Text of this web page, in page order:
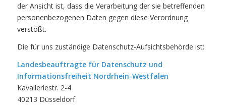
der Ansicht ist, dass die Verarbeitung der sie betreffenden
personenbezogenen Daten gegen diese Verordnung
verstößt.
Die für uns zuständige Datenschutz-Aufsichtsbehörde ist:
Landesbeauftragte für Datenschutz und
Informationsfreiheit Nordrhein-Westfalen
Kavalleriestr. 2-4
40213 Düsseldorf